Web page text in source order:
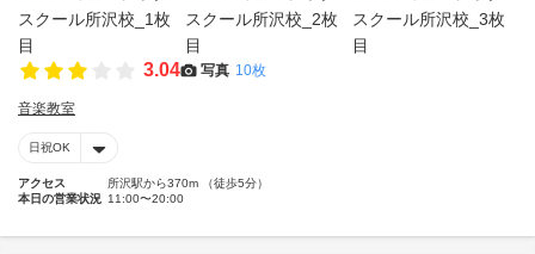
3.04 写真 10枚
音楽教室
日祝OK
アクセス
所沢駅から370m （徒歩5分）
本日の営業状況 11:00〜20:00